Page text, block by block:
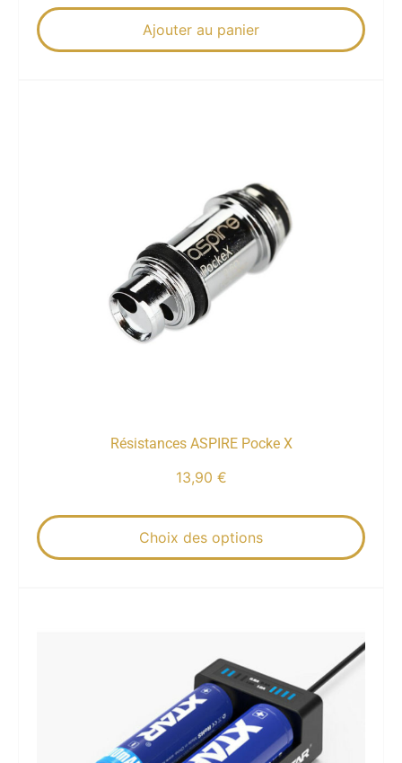
Ajouter au panier
Résistances ASPIRE Pocke X
13,90 €
Choix des options